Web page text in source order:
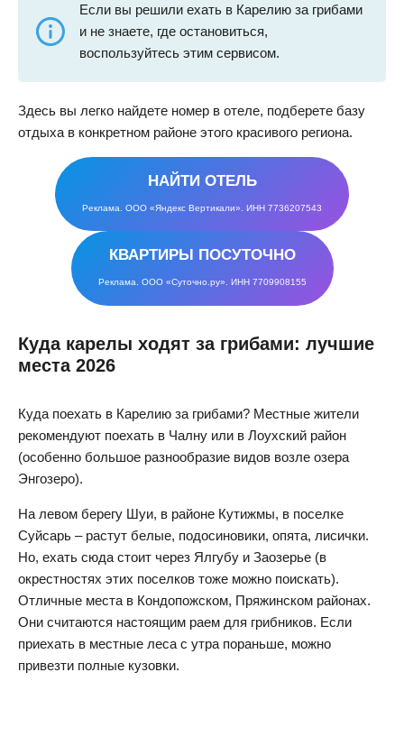
Если вы решили ехать в Карелию за грибами
и не знаете, где остановиться,
воспользуйтесь этим сервисом.
Здесь вы легко найдете номер в отеле, подберете базу
отдыха в конкретном районе этого красивого региона.
НАЙТИ ОТЕЛЬ
Реклама. ООО «Яндекс Вертикали». ИНН 7736207543
КВАРТИРЫ ПОСУТОЧНО
Реклама. ООО «Суточно.ру». ИНН 7709908155
Куда карелы ходят за грибами: лучшие
места 2026
Куда поехать в Карелию за грибами? Местные жители
рекомендуют поехать в Чалну или в Лоухский район
(особенно большое разнообразие видов возле озера
Энгозеро).
На левом берегу Шуи, в районе Кутижмы, в поселке
Суйсарь – растут белые, подосиновики, опята, лисички.
Но, ехать сюда стоит через Ялгубу и Заозерье (в
окрестностях этих поселков тоже можно поискать).
Отличные места в Кондопожском, Пряжинском районах.
Они считаются настоящим раем для грибников. Если
приехать в местные леса с утра пораньше, можно
привезти полные кузовки.